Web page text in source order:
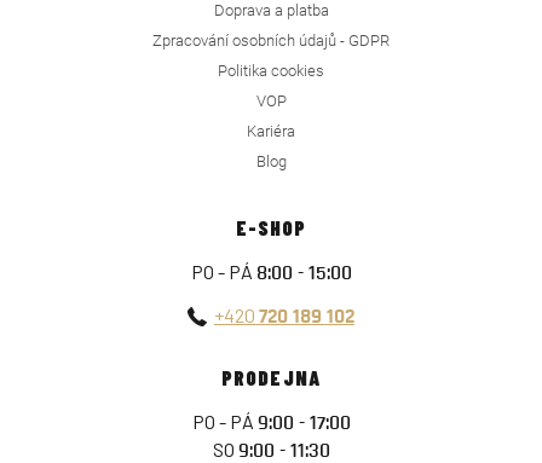
Doprava a platba
Zpracování osobních údajů - GDPR
Politika cookies
VOP
Kariéra
Blog
E-SHOP
PO - PÁ 8:00 - 15:00
+420 720 189 102
PRODEJNA
PO - PÁ 9:00 - 17:00
SO 9:00 - 11:30